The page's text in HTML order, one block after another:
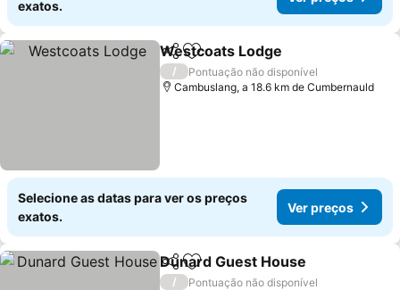
exatos.
PartilharAdicionar aos favoritos
Westcoats Lodge
/
Pontuação não disponível
Cambuslang, a 18.6 km de Cumbernauld
Selecione as datas para ver os preços
exatos.
Ver preços
PartilharAdicionar aos favoritos
Dunard Guest House
/
Pontuação não disponível